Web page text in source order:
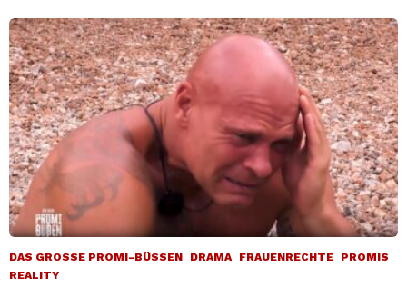
DAS GROSSE PROMI-BÜSSEN DRAMA FRAUENRECHTE
PROMIS
REALITY